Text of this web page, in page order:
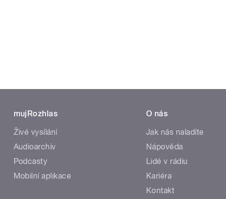
mujRozhlas
Živé vysílání
Audioarchiv
Podcasty
Mobilní aplikace
O nás
Jak nás naladíte
Nápověda
Lidé v rádiu
Kariéra
Kontakt